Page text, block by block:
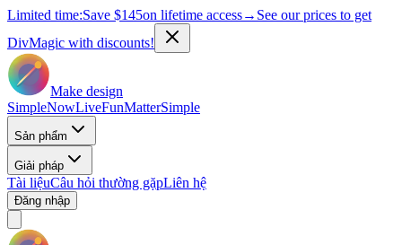
Limited time:Save $145on lifetime access→ See our prices to get
DivMagic with discounts!
Make design
SimpleNowLiveFunMatterSimple
Sản phẩm
Giải pháp
Tài liệuCâu hỏi thường gặpLiên hệ
Đăng nhập